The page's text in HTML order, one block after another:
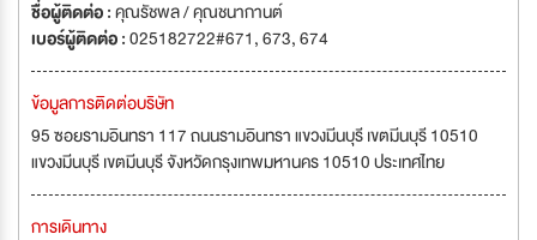
ชื่อผู้ติดต่อ :คุณรัชพล / คุณชนากานต์
เบอร์ผู้ติดต่อ :025182722#671, 673, 674
ข้อมูลการติดต่อบริษัท
95 ซอยรามอินทรา 117 ถนนรามอินทรา แขวงมีนบุรี เขตมีนบุรี 10510
แขวงมีนบุรี เขตมีนบุรี จังหวัดกรุงเทพมหานคร 10510 ประเทศไทย
การเดินทาง